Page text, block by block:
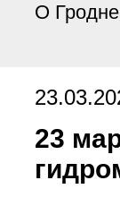
О
23